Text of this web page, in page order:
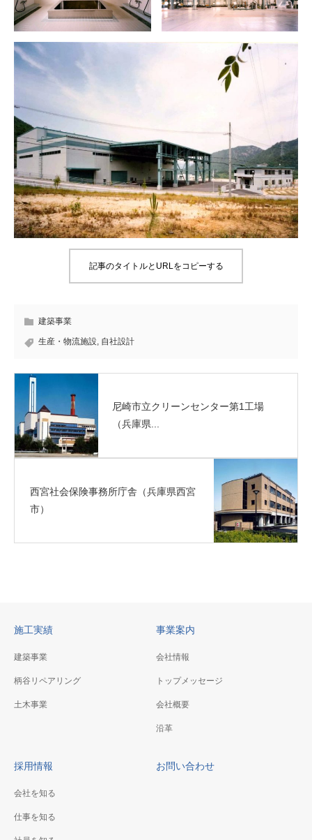
記事のタイトルとURLをコピーする
建築事業
生産・物流施設 自社設計
尼崎市立クリーンセンター第1工場
（兵庫県...
西宮社会保険事務所庁舎（兵庫県西宮
市）
施工実績
建築事業
柄谷リペアリング
土木事業
事業案内
会社情報
トップメッセージ
会社概要
沿革
採用情報
会社を知る
仕事を知る
お問い合わせ